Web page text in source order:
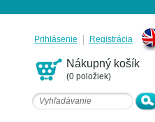
Registrácia
Prihlásenie
Nákupný košík
(0 položiek)